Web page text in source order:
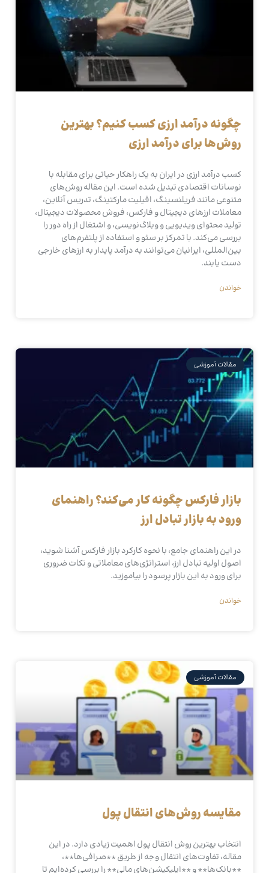
چگونه درآمد ارزی کسب کنیم؟ بهترین
روش‌ها برای درآمد ارزی
کسب درآمد ارزی در ایران به یک راهکار حیاتی برای مقابله با
نوسانات اقتصادی تبدیل شده است. این مقاله روش‌های
متنوعی مانند فریلنسینگ، افیلیت مارکتینگ، تدریس آنلاین،
معاملات ارزهای دیجیتال و فارکس، فروش محصولات دیجیتال،
تولید محتوای ویدیویی و وبلاگ‌نویسی، و اشتغال از راه دور را
بررسی می‌کند. با تمرکز بر سئو و استفاده از پلتفرم‌های
بین‌المللی، ایرانیان می‌توانند به درآمد پایدار به ارزهای خارجی
دست یابند.
خواندن
مقالات آموزشی
بازار فارکس چگونه کار می‌کند؟ راهنمای
ورود به بازار تبادل ارز
در این راهنمای جامع، با نحوه کارکرد بازار فارکس آشنا شوید،
اصول اولیه تبادل ارز، استراتژی‌های معاملاتی و نکات ضروری
برای ورود به این بازار پرسود را بیاموزید.
خواندن
مقالات آموزشی
مقایسه روش‌های انتقال پول
انتخاب بهترین روش انتقال پول اهمیت زیادی دارد. در این
مقاله، تفاوت‌های انتقال وجه از طریق **صرافی‌ها**،
**بانک‌ها** و **اپلیکیشن‌های مالی** را بررسی کرده‌ایم تا